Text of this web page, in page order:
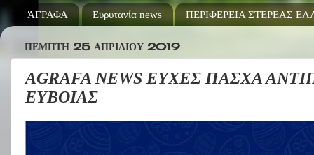
ΆΓΡΑΦΑ Ευρυτανία news ΠΕΡΙΦΕΡΕΙΑ ΣΤΕΡΕΑΣ
ΠΈΜΠΤΗ 25 ΑΠΡΙΛΊΟΥ 2019
AGRAFA NEWS ΕΥΧΕΣ ΠΑΣΧΑ
ΕΥΒΟΙΑΣ